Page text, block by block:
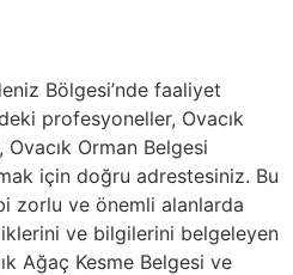
Bölgesi’nde faaliyet
profesyoneller, Ovacık
Orman Belgesi
için doğru adrestesiniz. Bu
zorlu ve önemli alanlarda
ve bilgilerini belgeleyen
Ağaç Kesme Belgesi ve